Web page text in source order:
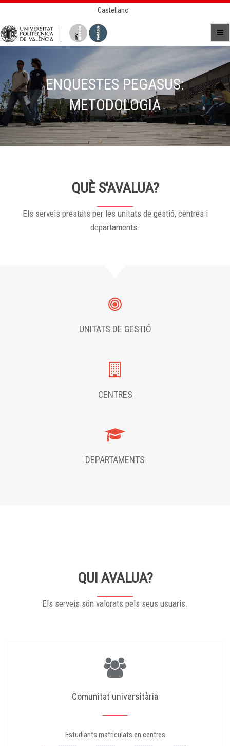
Castellano
ENQUESTES PEGASUS:
METODOLOGIA
QUÈ S'AVALUA?
Els serveis prestats per les unitats de gestió, centres i
departaments.
UNITATS DE GESTIÓ
CENTRES
DEPARTAMENTS
QUI AVALUA?
Els serveis són valorats pels seus usuaris.
Comunitat universitària
Estudiants matriculats en centres